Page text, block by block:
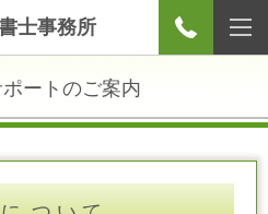
士事務所
ートのご案内